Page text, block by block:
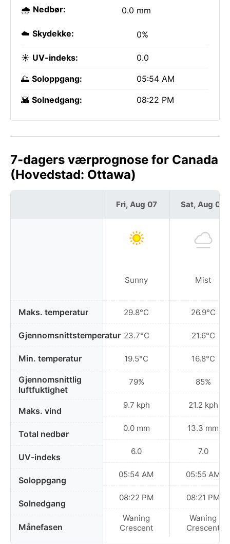
🌧️ Nedbør: 0.0 mm
☁️ Skydekke: 0%
☀️ UV-indeks: 0.0
🌅 Soloppgang: 05:54 AM
🌇 Solnedgang: 08:22 PM
7-dagers værprognose for Canada
(Hovedstad: Ottawa)
Maks. temperatur
Gjennomsnittstemperatur
Min. temperatur
Gjennomsnittlig
luftfuktighet
Maks. vind
Total nedbør
UV-indeks
Soloppgang
Solnedgang
Månefasen
Fri, Aug 07
Sunny
29.8°C
23.7°C
19.5°C
79%
9.7 kph
0.0 mm
6.0
05:54 AM
08:22 PM
Waning
Crescent
Sat, Aug 08
Mist
26.9°C
21.6°C
16.8°C
85%
21.2 kph
13.3 mm
7.0
05:55 AM
08:21 PM
Waning
Crescent